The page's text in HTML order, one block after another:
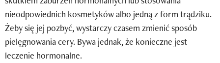
nieodpowiednich kosmetyków albo jedną z form trądziku.
Żeby się jej pozbyć, wystarczy czasem zmienić sposób
pielęgnowania cery. Bywa jednak, że konieczne jest
leczenie hormonalne.